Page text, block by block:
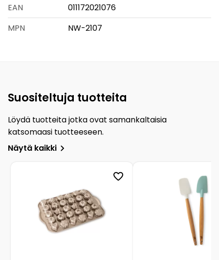
EAN
011172021076
MPN
NW-2107
Suositeltuja tuotteita
Löydä tuotteita jotka ovat samankaltaisia
katsomaasi tuotteeseen.
Näytä kaikki